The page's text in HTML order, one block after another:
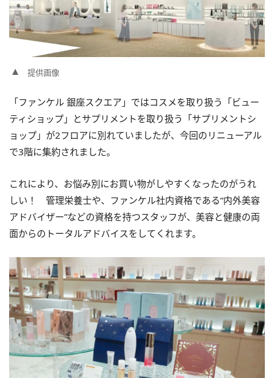
提供画像
「ファンケル 銀座スクエア」ではコスメを取り扱う「ビュー
ティショップ」とサプリメントを取り扱う「サプリメントシ
ョップ」が2フロアに別れていましたが、今回のリニューアル
で3階に集約されました。
これにより、お悩み別にお買い物がしやすくなったのがうれ
しい！ 管理栄養士や、ファンケル社内資格である“内外美容
アドバイザー”などの資格を持つスタッフが、美容と健康の両
面からのトータルアドバイスをしてくれます。